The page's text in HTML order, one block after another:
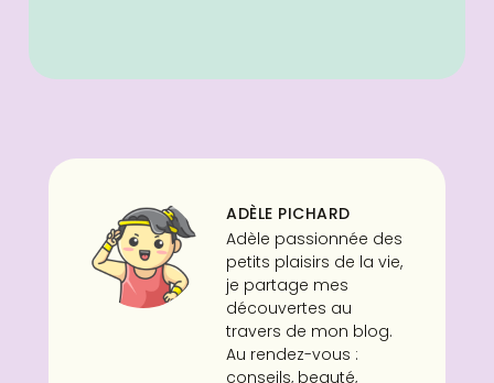
ADÈLE PICHARD
Adèle passionnée des
petits plaisirs de la vie,
je partage mes
découvertes au
travers de mon blog.
Au rendez-vous :
conseils, beauté,